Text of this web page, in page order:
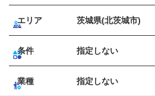
エリア 茨城県(北茨城市)
条件 指定しない
業種 指定しない